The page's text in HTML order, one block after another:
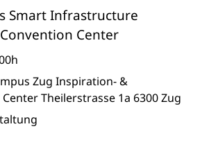
Smart Infrastructure
Center
Zug Inspiration- &
Theilerstrasse 1a 6300 Zug